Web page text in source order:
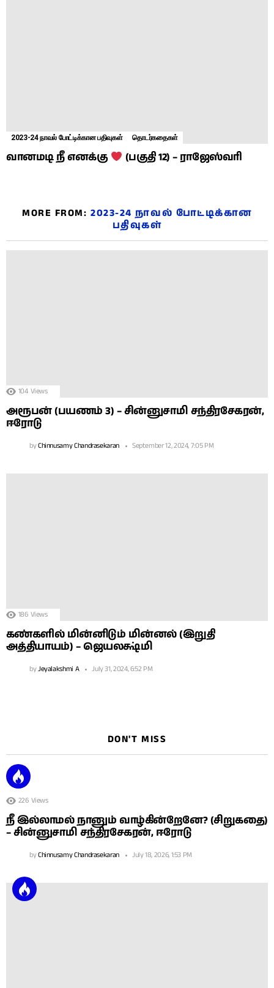
2023-24 நாவல் போட்டிக்கான பதிவுகள் தொடர்கதைகள்
வானமடி நீ எனக்கு (பகுதி 12) – ராஜேஸ்வரி
MORE FROM:2023-24 நாவல் போட்டிக்கான
பதிவுகள்
104 Views
அரூபன் (பயணம் 3) – சின்னுசாமி சந்திரசேகரன்,
ஈரோடு
byChinnusamy Chandrasekaran September 12, 2024, 7:05 PM
186 Views
கண்களில் மின்னிடும் மின்னல் (இறுதி
அத்தியாயம்) – ஜெயலக்ஷ்மி
byJeyalakshmi A July 31, 2024, 6:52 PM
DON'T MISS
226 Views
நீ இல்லாமல் நானும் வாழ்கின்றேனே? (சிறுகதை)
– சின்னுசாமி சந்திரசேகரன், ஈரோடு
byChinnusamy Chandrasekaran July 18, 2026, 1:53 PM